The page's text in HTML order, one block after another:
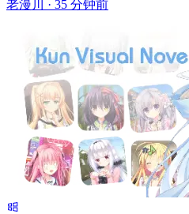
老漫川 · 35 分钟前